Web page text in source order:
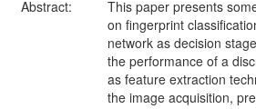
Abstract:
This paper presents
on fingerprint
network as decision
the performance of a
as feature extraction
the image acquisition,